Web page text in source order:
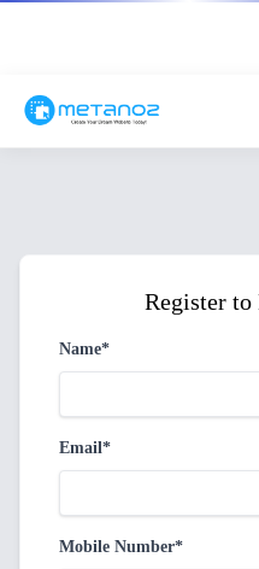
Register
Name*
Email*
Mobile Number*
মেটানোজ এআই অ্যাসিস্ট্যান্ট
অনলাইন (আপনাকে সাহায্য করতে প্রস্তুত)